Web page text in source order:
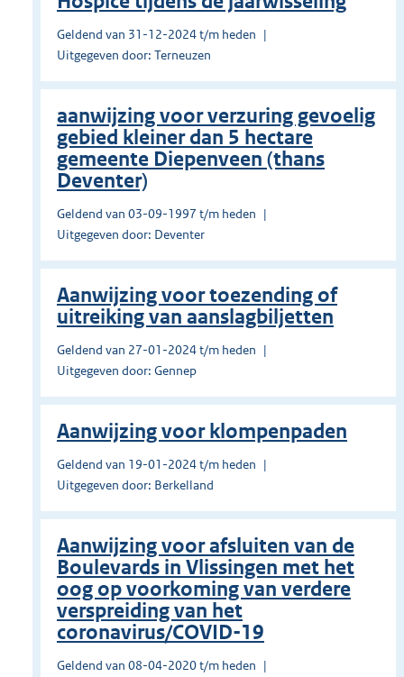
Geldend van 31-12-2024 t/m heden
Uitgegeven door: Terneuzen
aanwijzing voor verzuring gevoelig
gebied kleiner dan 5 hectare
gemeente Diepenveen (thans
Deventer)
Geldend van 03-09-1997 t/m heden
Uitgegeven door: Deventer
Aanwijzing voor toezending of
uitreiking van aanslagbiljetten
Geldend van 27-01-2024 t/m heden
Uitgegeven door: Gennep
Aanwijzing voor klompenpaden
Geldend van 19-01-2024 t/m heden
Uitgegeven door: Berkelland
Aanwijzing voor afsluiten van de
Boulevards in Vlissingen met het
oog op voorkoming van verdere
verspreiding van het
coronavirus/COVID-19
Geldend van 08-04-2020 t/m heden